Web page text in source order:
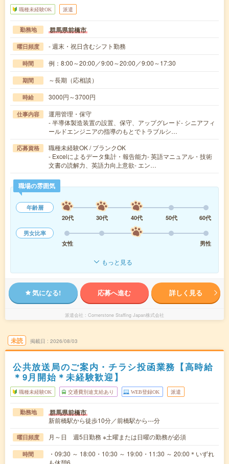
職種未経験OK 派遣
勤務地 群馬県前橋市
曜日頻度 - 週末・祝日含むシフト勤務
時間 例：8:00～20:00／9:00～20:00／9:00～17:30
期間 ～長期（応相談）
時給 3000円～3700円
仕事内容
運用管理・保守
- 半導体製造装置の設置、保守、アップグレード- シニアフィ
ールドエンジニアの指導のもとでトラブルシ…
応募資格
職種未経験OK / ブランクOK
- Excelによるデータ集計・報告能力- 英語マニュアル・技術
文書の読解力、英語力向上意欲- エン…
職場の雰囲気
年齢層
20代
30代 40代 50代
60代
男女比率
女性
男性
もっと見る
気になる! 応募へ進む 詳しく見る
派遣会社 Cornerstone Staffing Japan株式会社
未読 掲載日 2026/08/03
公共放送局のご案内・チラシ投函業務【高時給
＊9月開始＊未経験歓迎】
職種未経験OK 交通費別途支給あり WEB登録OK 派遣
勤務地 群馬県前橋市
新前橋駅から徒歩10分／前橋駅から---分
曜日頻度 月～日 週5日勤務 ※土曜または日曜の勤務が必須
時間
・09:30 ～ 18:00・10:30 ～ 19:00・11:30 ～ 20:00＊いずれ